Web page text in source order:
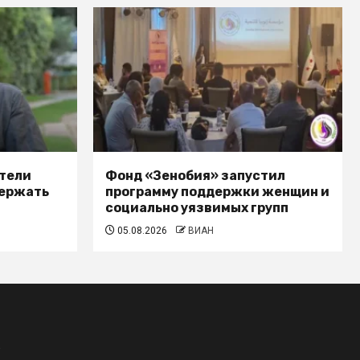
Фонд «Зенобия» запустил
программу поддержки женщин и
социально уязвимых групп
05.08.2026 ВИАН